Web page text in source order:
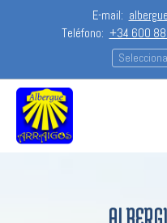
E-mail:
Teléfono: +34 600